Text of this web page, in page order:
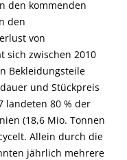
den kommenden
den
von
sich zwischen 2010
Bekleidungsteile
und Stückpreis
landeten 80 % der
(18,6 Mio. Tonnen
Allein durch die
jährlich mehrere